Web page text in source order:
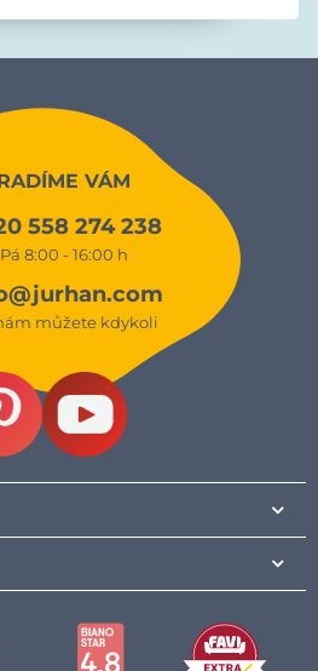
VÁM
558 274 238
8:00 - 16:00 h
můžete kdykoli